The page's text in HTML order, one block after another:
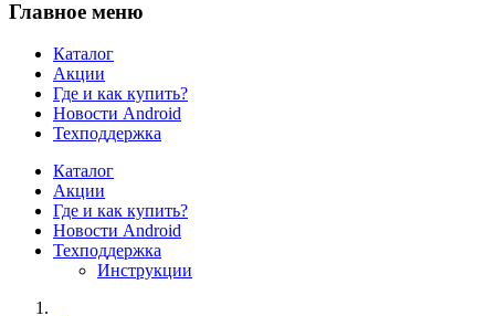
Главное меню
Каталог
Акции
Где и как купить?
Новости Android
Техподдержка
Каталог
Акции
Где и как купить?
Новости Android
Техподдержка
Инструкции